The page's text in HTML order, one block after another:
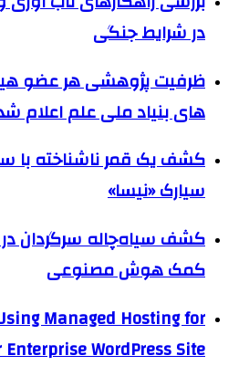
در شرایط جنگی
ظرفیت پژوهشی هر عضو
های بنیاد ملی علم اعلام
کشف یک قمر ناشناخته با
سیارک «نیسا»
کشف سیاه‌چاله سرگردان
کمک هوش مصنوعی
Managed Hosting for
Enterprise WordPress Site